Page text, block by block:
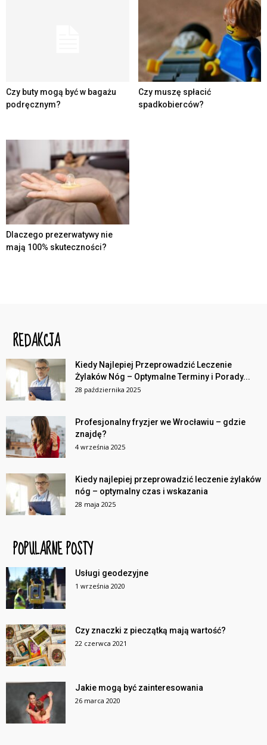
Czy buty mogą być w bagażu
podręcznym?
Czy muszę spłacić
spadkobierców?
Dlaczego prezerwatywy nie
mają 100% skuteczności?
REDAKCJA
Kiedy Najlepiej Przeprowadzić Leczenie
Żylaków Nóg – Optymalne Terminy i Porady...
28 października 2025
Profesjonalny fryzjer we Wrocławiu – gdzie
znajdę?
4 września 2025
Kiedy najlepiej przeprowadzić leczenie żylaków
nóg – optymalny czas i wskazania
28 maja 2025
POPULARNE POSTY
Usługi geodezyjne
1 września 2020
Czy znaczki z pieczątką mają wartość?
22 czerwca 2021
Jakie mogą być zainteresowania
26 marca 2020